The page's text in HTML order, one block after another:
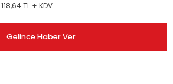
118,64 TL + KDV
Gelince Haber Ver